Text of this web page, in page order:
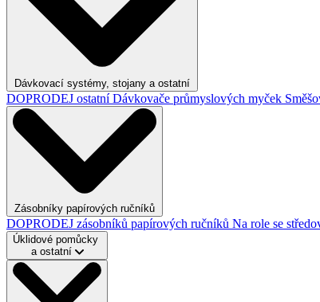
Dávkovací systémy, stojany a ostatní
DOPRODEJ ostatníDávkovače průmyslových myček
Zásobníky papírových ručníků
DOPRODEJ zásobníků papírových ručníků Na role se
Úklidové pomůcky
a ostatní